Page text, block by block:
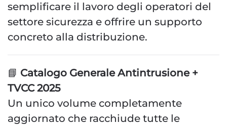
semplificare il lavoro degli operatori del
settore sicurezza e offrire un supporto
concreto alla distribuzione.
📘 Catalogo Generale Antintrusione +
TVCC 2025
Un unico volume completamente
aggiornato che racchiude tutte le